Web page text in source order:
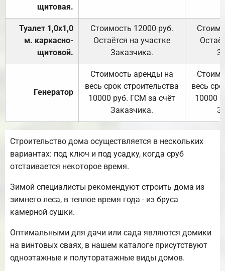
щитовая.
Туалет 1,0х1,0
м. каркасно-
щитовой.
Стоимость 12000 руб.
Остаётся на участке
Заказчика.
Генератор
Стоимость аренды на
весь срок строительства
10000 руб. ГСМ за счёт
Заказчика.
весь
10000
Строительство дома осуществляется в нескольких
вариантах: под ключ и под усадку, когда сруб
отстаивается некоторое время.
Зимой специалисты рекомендуют строить дома из
зимнего леса, в теплое время года - из бруса
камерной сушки.
Оптимальными для дачи или сада являются домики
на винтовых сваях, в нашем каталоге присутствуют
одноэтажные и полуторатажные виды домов.